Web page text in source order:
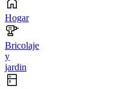
Hogar
Bricolaje
y
jardin